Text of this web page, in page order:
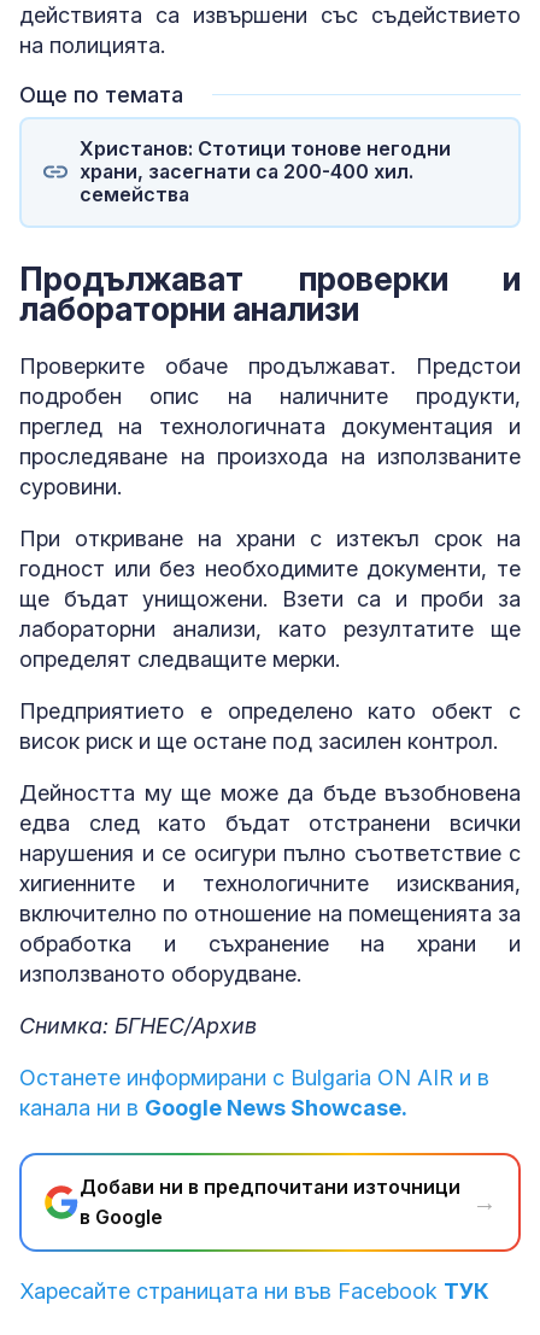
действията са извършени със съдействието
на полицията.
Още по темата
Христанов: Стотици тонове негодни
храни, засегнати са 200-400 хил.
семейства
Продължават проверки и
лабораторни анализи
Проверките обаче продължават. Предстои
подробен опис на наличните продукти,
преглед на технологичната документация и
проследяване на произхода на използваните
суровини.
При откриване на храни с изтекъл срок на
годност или без необходимите документи, те
ще бъдат унищожени. Взети са и проби за
лабораторни анализи, като резултатите ще
определят следващите мерки.
Предприятието е определено като обект с
висок риск и ще остане под засилен контрол.
Дейността му ще може да бъде възобновена
едва след като бъдат отстранени всички
нарушения и се осигури пълно съответствие с
хигиенните и технологичните изисквания,
включително по отношение на помещенията за
обработка и съхранение на храни и
използваното оборудване.
Снимка: БГНЕС/Архив
Останете информирани с Bulgaria ON AIR и в
канала ни в Google News Showcase.
Добави ни в предпочитани източници
в Google
→
Харесайте страницата ни във Facebook ТУК